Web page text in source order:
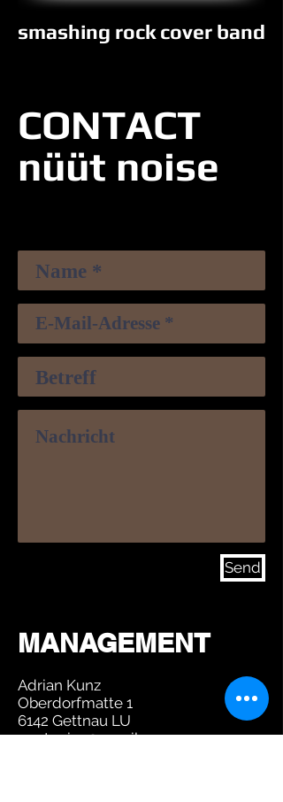
smashing rock cover band
CONTACT
nüüt noise
Send
MANAGEMENT
Adrian Kunz
Oberdorfmatte 1
6142 Gettnau LU
nuetnoise@gmail.com